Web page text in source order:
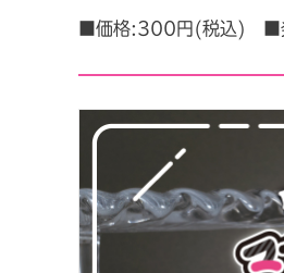
■価格:300円(税込) ■